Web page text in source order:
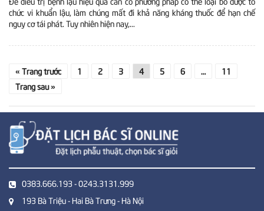
chức vi khuẩn lậu, làm chúng mất đi khả năng kháng thuốc để hạn chế
nguy cơ tái phát. Tuy nhiên hiện nay,...
« Trang trước 1 2 3 4 5 6 …
11
Trang sau »
0383.666.193 - 0243.3131.999
193 Bà Triệu - Hai Bà Trưng - Hà Nội